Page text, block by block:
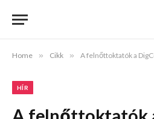
Home » Cikk » A felnőttoktatók a DigComp 2.2 alapján
HÍR